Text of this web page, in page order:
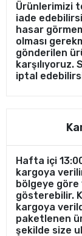
Ürünlerimizi
iade
hasar
olması
gönderilen
iptal
Hafta içi
kargoya
bölgeye göre
gösterebilir.
kargoya
paketlenen
şekilde size